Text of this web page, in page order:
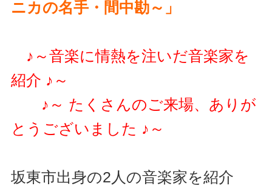
ニカの名手・間中勘～」
♪～音楽に情熱を注いだ音楽家を
紹介 ♪～
♪～ たくさんのご来場、ありが
とうございました ♪～
坂東市出身の2人の音楽家を紹介